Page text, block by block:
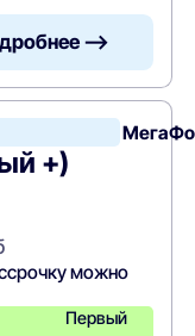
—>
+)
можно
Первый